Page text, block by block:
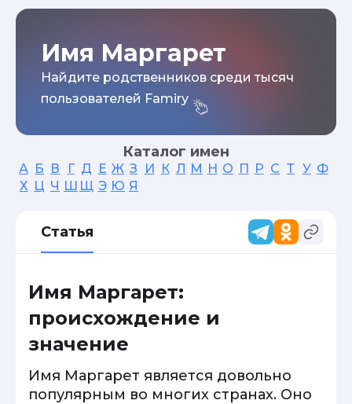
Имя Маргарет
Найдите родственников среди тысяч
пользователей Famiry
Каталог имен
А Б В Г Д Е Ж З И К Л М Н О П Р С Т У Ф
Х Ц Ч Ш Щ Э Ю Я
Статья
Имя Маргарет:
происхождение и
значение
Имя Маргарет является довольно
популярным во многих странах. Оно